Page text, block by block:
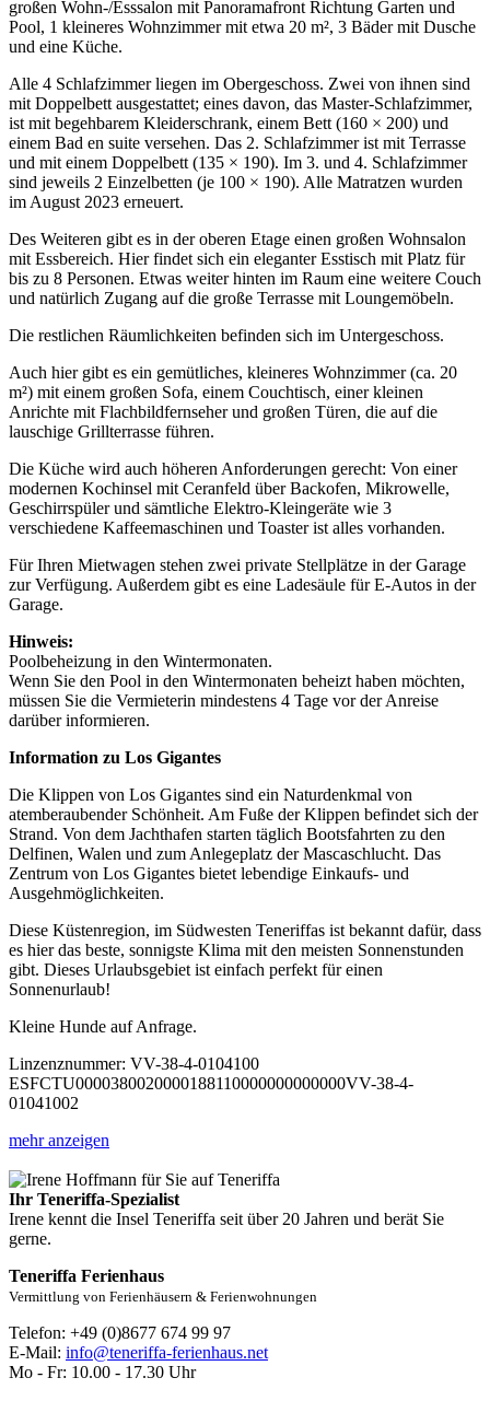
großen Wohn-/Esssalon mit Panoramafront Richtung Garten und
Pool, 1 kleineres Wohnzimmer mit etwa 20 m², 3 Bäder mit Dusche
und eine Küche.
Alle 4 Schlafzimmer liegen im Obergeschoss. Zwei von ihnen sind
mit Doppelbett ausgestattet; eines davon, das Master-Schlafzimmer,
ist mit begehbarem Kleiderschrank, einem Bett (160 × 200) und
einem Bad en suite versehen. Das 2. Schlafzimmer ist mit Terrasse
und mit einem Doppelbett (135 × 190). Im 3. und 4. Schlafzimmer
sind jeweils 2 Einzelbetten (je 100 × 190). Alle Matratzen wurden
im August 2023 erneuert.
Des Weiteren gibt es in der oberen Etage einen großen Wohnsalon
mit Essbereich. Hier findet sich ein eleganter Esstisch mit Platz für
bis zu 8 Personen. Etwas weiter hinten im Raum eine weitere Couch
und natürlich Zugang auf die große Terrasse mit Loungemöbeln.
Die restlichen Räumlichkeiten befinden sich im Untergeschoss.
Auch hier gibt es ein gemütliches, kleineres Wohnzimmer (ca. 20
m²) mit einem großen Sofa, einem Couchtisch, einer kleinen
Anrichte mit Flachbildfernseher und großen Türen, die auf die
lauschige Grillterrasse führen.
Die Küche wird auch höheren Anforderungen gerecht: Von einer
modernen Kochinsel mit Ceranfeld über Backofen, Mikrowelle,
Geschirrspüler und sämtliche Elektro-Kleingeräte wie 3
verschiedene Kaffeemaschinen und Toaster ist alles vorhanden.
Für Ihren Mietwagen stehen zwei private Stellplätze in der Garage
zur Verfügung. Außerdem gibt es eine Ladesäule für E-Autos in der
Garage.
Hinweis:
Poolbeheizung in den Wintermonaten.
Wenn Sie den Pool in den Wintermonaten beheizt haben möchten,
müssen Sie die Vermieterin mindestens 4 Tage vor der Anreise
darüber informieren.
Information zu Los Gigantes
Die Klippen von Los Gigantes sind ein Naturdenkmal von
atemberaubender Schönheit. Am Fuße der Klippen befindet sich der
Strand. Von dem Jachthafen starten täglich Bootsfahrten zu den
Delfinen, Walen und zum Anlegeplatz der Mascaschlucht. Das
Zentrum von Los Gigantes bietet lebendige Einkaufs- und
Ausgehmöglichkeiten.
Diese Küstenregion, im Südwesten Teneriffas ist bekannt dafür, dass
es hier das beste, sonnigste Klima mit den meisten Sonnenstunden
gibt. Dieses Urlaubsgebiet ist einfach perfekt für einen
Sonnenurlaub!
Kleine Hunde auf Anfrage.
Linzenznummer: VV-38-4-0104100
ESFCTU0000380020000188110000000000000VV-38-4-
01041002
mehr anzeigen
Ihr Teneriffa-Spezialist
Irene kennt die Insel Teneriffa seit über 20 Jahren und berät Sie
gerne.
Teneriffa Ferienhaus
Vermittlung von Ferienhäusern & Ferienwohnungen
Telefon: +49 (0)8677 674 99 97
E-Mail: info@teneriffa-ferienhaus.net
Mo - Fr: 10.00 - 17.30 Uhr